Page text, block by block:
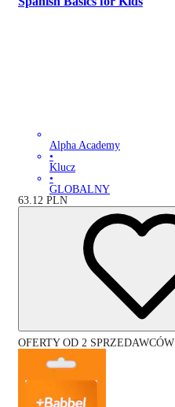
Alpha Academy
•
Klucz
•
GLOBALNY
63.12 PLN
OFERTY OD 2 SPRZEDAWCÓW